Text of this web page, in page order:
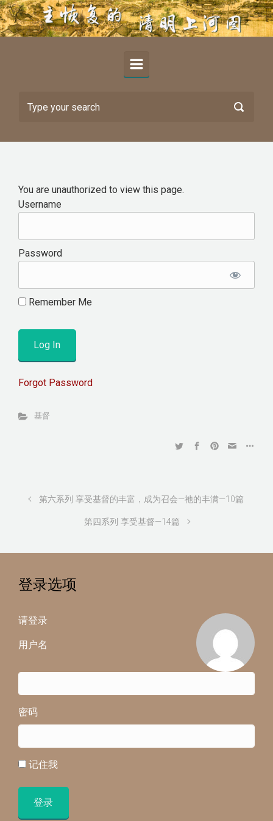
Skip to main content
You are unauthorized to view this page.
Username
Password
Remember Me
Forgot Password
基督
第六系列 享受基督的丰富，成为召会—祂的丰满—10篇
第四系列 享受基督—14篇
登录选项
请登录
用户名
密码
记住我